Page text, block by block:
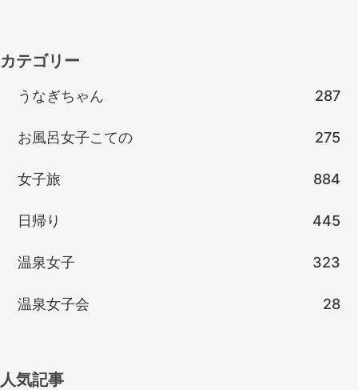
カテゴリー
うなぎちゃん 287
お風呂女子こての 275
女子旅 884
日帰り 445
温泉女子 323
温泉女子会 28
人気記事